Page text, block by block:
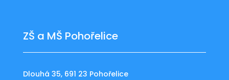
ZŠ a MŠ Pohořelice
Dlouhá 35, 691 23 Pohořelice